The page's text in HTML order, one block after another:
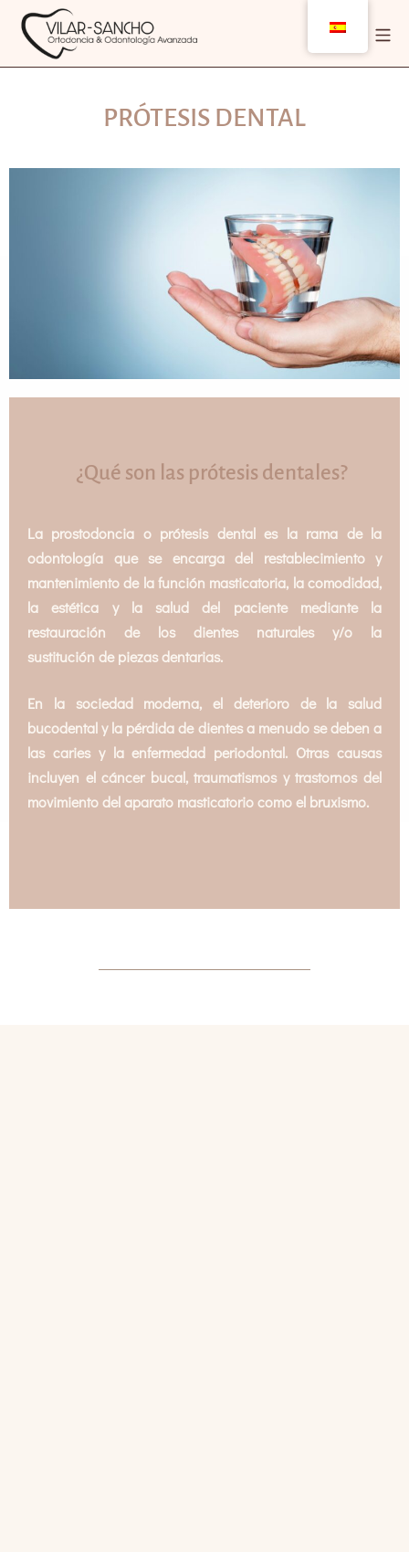
PRÓTESIS DENTAL
¿Qué son las prótesis dentales?
La prostodoncia o prótesis dental es la rama de la
odontología que se encarga del restablecimiento y
mantenimiento de la función masticatoria, la comodidad,
la estética y la salud del paciente mediante la
restauración de los dientes naturales y/o la
sustitución de piezas dentarias.
En la sociedad moderna, el deterioro de la salud
bucodental y la pérdida de dientes a menudo se deben a
las caries y la enfermedad periodontal. Otras causas
incluyen el cáncer bucal, traumatismos y trastornos del
movimiento del aparato masticatorio como el bruxismo.